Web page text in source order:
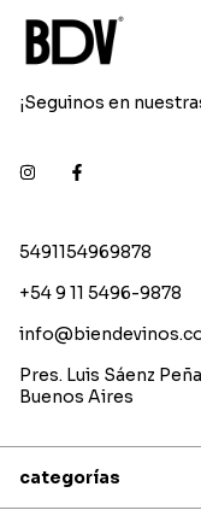
¡Seguinos en
5491154969878
+54 9 11 5496-9878
Pres. Luis Sáenz
Buenos Aires
categorías